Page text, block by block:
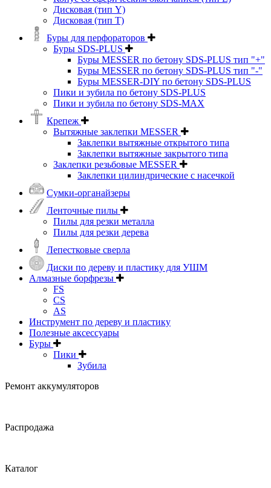
Дисковая (тип Y)
Дисковая (тип Т)
Буры для перфораторов
Буры SDS-PLUS
Буры MESSER по бетону SDS-PLUS тип "+"
Буры MESSER по бетону SDS-PLUS тип "-"
Буры MESSER-DIY по бетону SDS-PLUS
Пики и зубила по бетону SDS-PLUS
Пики и зубила по бетону SDS-MAX
Крепеж
Вытяжные заклепки MESSER
Заклепки вытяжные открытого типа
Заклепки вытяжные закрытого типа
Заклепки резьбовые MESSER
Заклепки цилиндрические с насечкой
Сумки-органайзеры
Ленточные пилы
Пилы для резки металла
Пилы для резки дерева
Лепестковые сверла
Диски по дереву и пластику для УШМ
Алмазные борфрезы
FS
CS
AS
Инструмент по дереву и пластику
Полезные аксессуары
Буры
Пики
Зубила
Ремонт аккумуляторов
Распродажа
Каталог